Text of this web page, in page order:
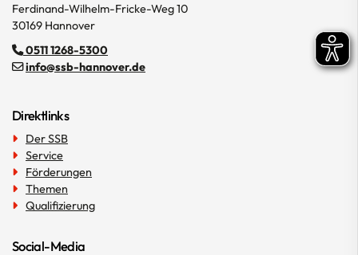
Ferdinand-Wilhelm-Fricke-Weg 10
30169 Hannover
0511 1268-5300
info@ssb-hannover.de
Direktlinks
Der SSB
Service
Förderungen
Themen
Qualifizierung
Social-Media